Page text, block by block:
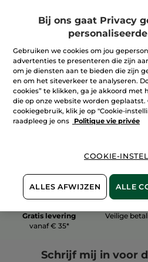
100% plantaardig
Meer zien
Gratis levering
vanaf € 35*
Veilige
Schrijf mij in voor
Bij ons gaat Privacy
Gebruiken we cookies om jou
advertenties te presenteren die zijn
om je diensten aan te bieden die zijn
en om het siteverkeer te analyseren.
cookies” te klikken, ga je akkoord met
die op onze website worden
cookiegebruik, klik je op "Cookie-
raadpleeg je ons
Politique vie privée
COOKIE-
ALLES AFWIJZEN ALLE